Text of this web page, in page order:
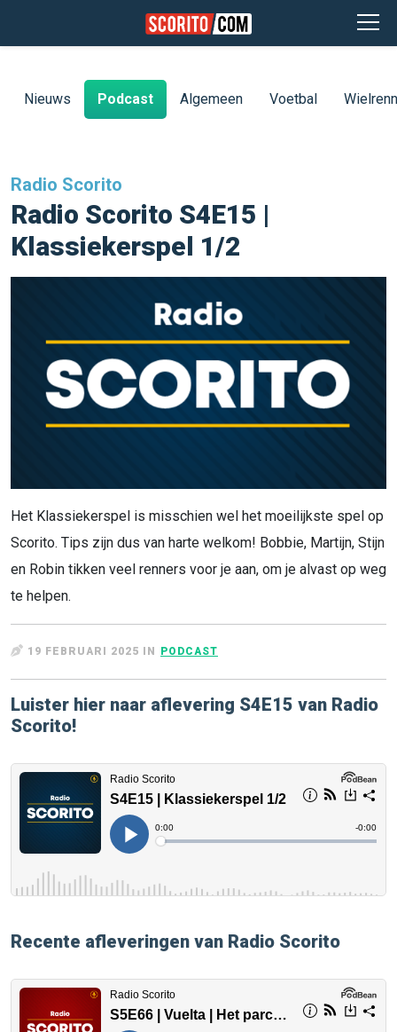
Nieuws Podcast Algemeen Voetbal
Radio Scorito
Radio Scorito S4E15 |
Klassiekerspel 1/2
Het Klassiekerspel is misschien wel het moeilijkste spel op
Scorito. Tips zijn dus van harte welkom! Bobbie, Martijn, Stijn
en Robin tikken veel renners voor je aan, om je alvast op weg
te helpen.
19 FEBRUARI 2025 IN PODCAST
Luister hier naar aflevering S4E15 van Radio
Scorito!
Recente afleveringen van Radio Scorito